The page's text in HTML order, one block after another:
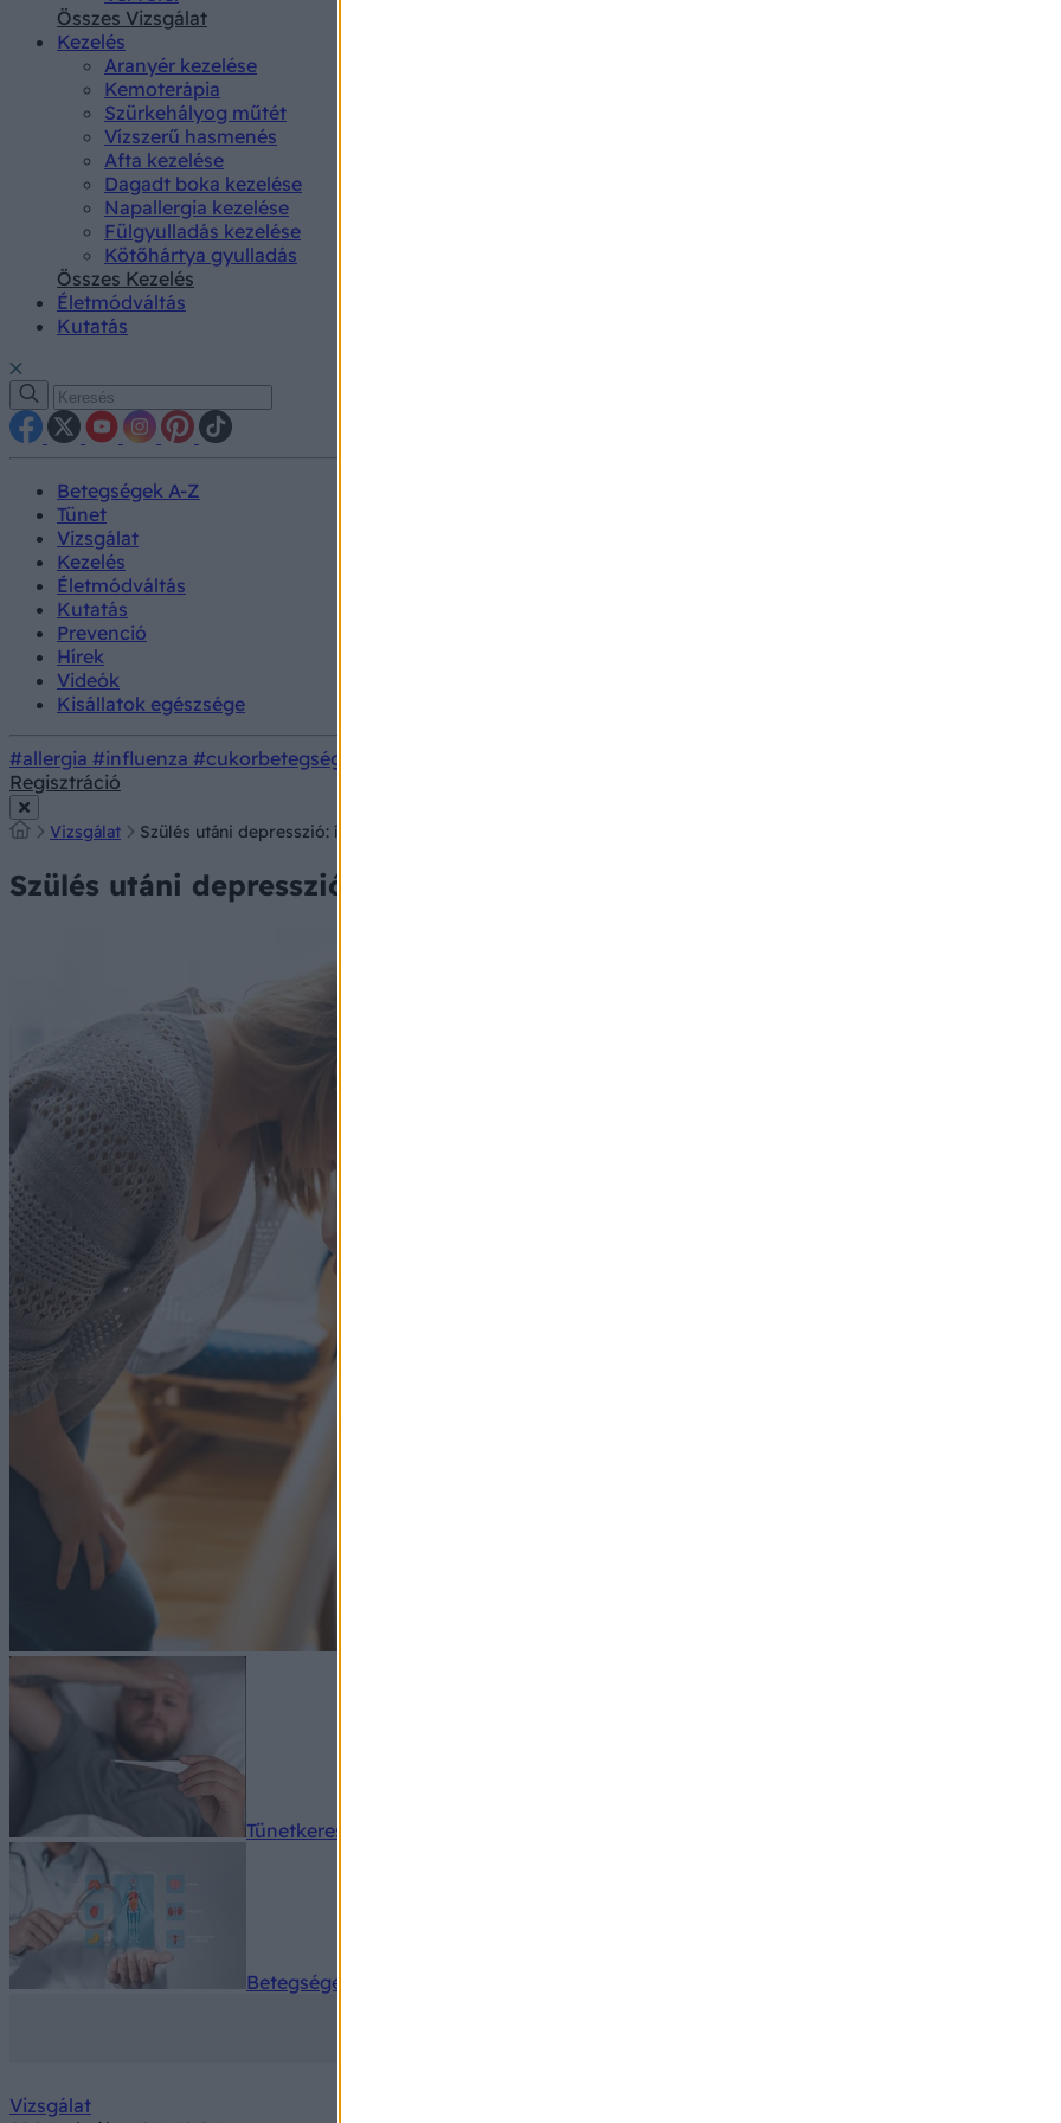
Összes Vizsgálat
Kezelés
Aranyér kezelése
Kemoterápia
Szürkehályog műtét
Vízszerű hasmenés
Afta kezelése
Dagadt boka kezelése
Napallergia kezelése
Fülgyulladás kezelése
Kötőhártya gyulladás
Összes Kezelés
Életmódváltás
Kutatás
Betegségek A-Z
Tünet
Vizsgálat
Kezelés
Életmódváltás
Kutatás
Prevenció
Hírek
Videók
Kisállatok egészsége
#allergia #influenza #cukorbetegség
Regisztráció
Vizsgálat Szülés utáni depresszió: így hat a megugró felelősségérzet az anyákra
Szülés utáni depresszió: így hat a megugró felelősségérzet az anyákra
Tünetkereső
Betegségek A-Z
Vizsgálat